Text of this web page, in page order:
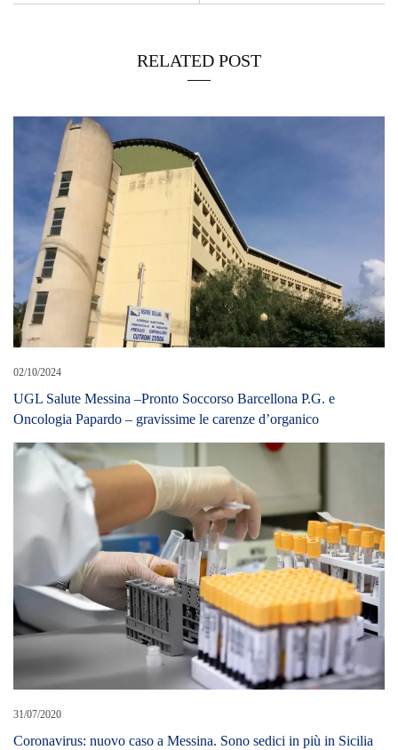
RELATED POST
02/10/2024
UGL Salute Messina –Pronto Soccorso Barcellona P.G. e
Oncologia Papardo – gravissime le carenze d’organico
31/07/2020
Coronavirus: nuovo caso a Messina. Sono sedici in più in Sicilia